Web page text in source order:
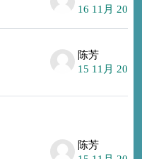
16 11月 2016
陈芳
15 11月 2016
陈芳